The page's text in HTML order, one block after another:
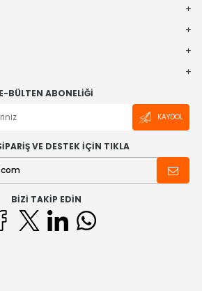
E-BÜLTEN ABONELIĞI
KAYDOL
VE DESTEK İÇİN TIKLA
BIZI TAKIP EDIN